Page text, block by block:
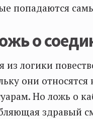
попадаются
о
из логики
они
Но ложь о
здравый